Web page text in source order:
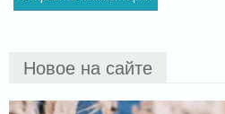
Новое на сайте